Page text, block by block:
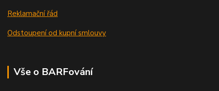
Reklamační řád
Odstoupení od kupní smlouvy
Vše o BARFování